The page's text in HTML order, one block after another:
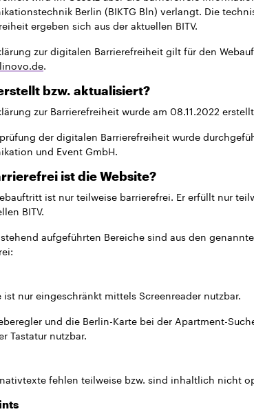
Berlin (BIKTG Bln) verlangt. Die
ergeben sich aus der aktuellen BITV.
zur digitalen Barrierefreiheit gilt für den
.
bzw. aktualisiert?
zur Barrierefreiheit wurde am 08.11.2022
der digitalen Barrierefreiheit wurde
und Event GmbH.
ist die Website?
ist nur teilweise barrierefrei. Er erfüllt nur
BITV.
aufgeführten Bereiche sind aus den
ist nur eingeschränkt mittels Screenreader nutzbar.
und die Berlin-Karte bei der Apartment-
Tastatur nutzbar.
fehlen teilweise bzw. sind inhaltlich nicht